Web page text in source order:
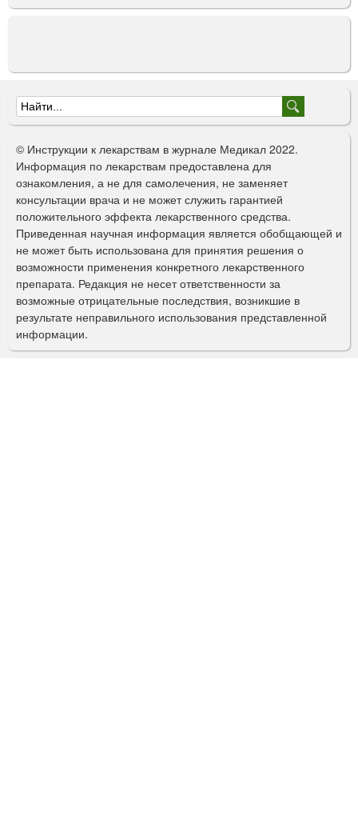
Ф
о
р
м
а
п
о
и
с
к
© Инструкции к лекарствам в журнале Медикал 2022.
Информация по лекарствам предоставлена для
ознакомления, а не для самолечения, не заменяет
консультации врача и не может служить гарантией
положительного эффекта лекарственного средства.
Приведенная научная информация является обобщающей и
не может быть использована для принятия решения о
возможности применения конкретного лекарственного
препарата. Редакция не несет ответственности за
возможные отрицательные последствия, возникшие в
результате неправильного использования представленной
информации.